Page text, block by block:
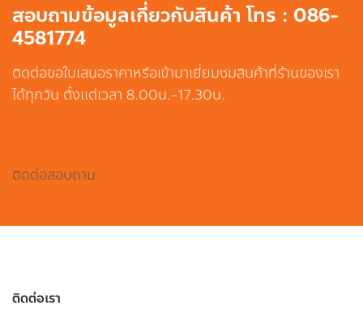
สอบถามข้อมูลเกี่ยวกับสินค้า โทร : 086-
4581774
ติดต่อขอใบเสนอราคาหรือเข้ามาเยี่ยมชมสินค้าที่ร้านของเรา
ได้ทุกวัน ตั้งแต่เวลา 8.00น.-17.30น.
ติดต่อสอบถาม
ติดต่อเรา